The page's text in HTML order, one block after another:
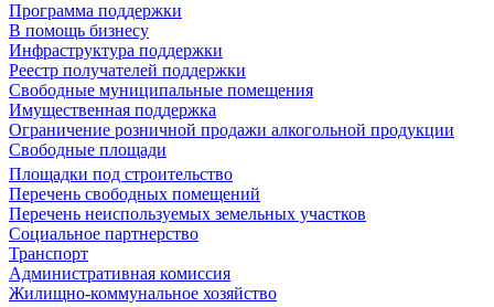
Программа поддержки
В помощь бизнесу
Инфраструктура поддержки
Реестр получателей поддержки
Свободные муниципальные помещения
Имущественная поддержка
Ограничение розничной продажи алкогольной продукции
Свободные площади
Площадки под строительство
Перечень свободных помещений
Перечень неиспользуемых земельных участков
Социальное партнерство
Транспорт
Административная комиссия
Жилищно-коммунальное хозяйство